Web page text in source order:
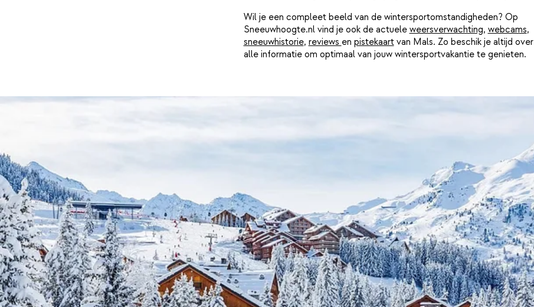
Wil je een compleet beeld van de wintersportomstandigheden? Op
Sneeuwhoogte.nl vind je ook de actuele weersverwachting, webcams,
sneeuwhistorie, reviews en pistekaartvan Mals. Zo beschik je altijd over
alle informatie om optimaal van jouw wintersportvakantie te genieten.